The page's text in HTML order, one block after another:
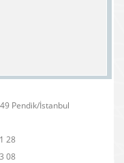
Pendik/İstanbul
28
08